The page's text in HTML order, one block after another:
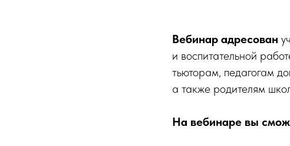
Вебинар адресован
и воспитательной
тьюторам, педагогам
а также родителям
На вебинаре вы